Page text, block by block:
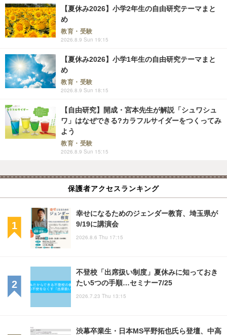
【夏休み2026】小学2年生の自由研究テーマまと
め
教育・受験
2026.8.9 Sun 19:15
【夏休み2026】小学1年生の自由研究テーマまと
め
教育・受験
2026.8.9 Sun 18:15
【自由研究】開成・宮本先生が解説「シュワシュ
ワ」はなぜできる?カラフルサイダーをつくってみ
よう
教育・受験
2026.8.9 Sun 15:15
保護者アクセスランキング
幸せになるためのジェンダー教育、埼玉県が
9/19に講演会
2026.8.6 Thu 17:15
不登校「出席扱い制度」夏休みに知っておき
たい5つの手順…セミナー7/25
2026.7.23 Thu 13:15
渋幕卒業生・日本MS平野拓也氏ら登壇、中高